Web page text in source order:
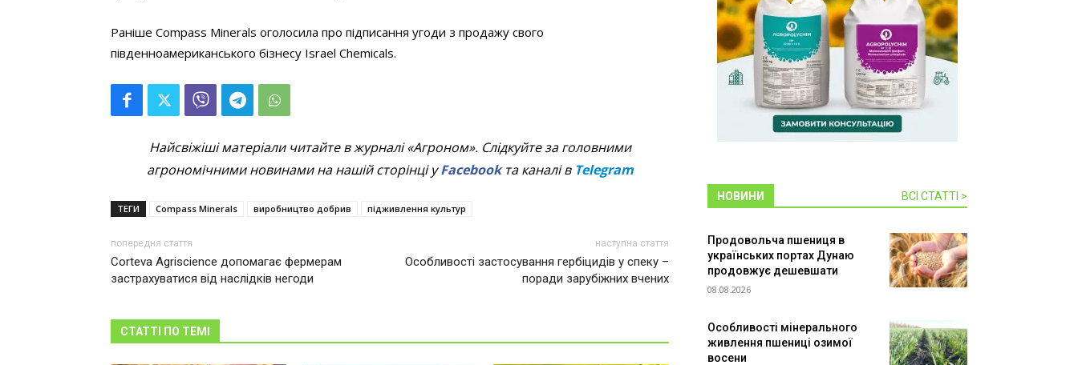
Раніше Compass Minerals оголосила про підписання угоди з продажу свого
південноамериканського бізнесу Israel Chemicals.
Найсвіжіші матеріали читайте в журналі «Агроном». Слідкуйте за головними
агрономічними новинами на нашій сторінці уFacebookта каналі в Telegram
ТЕГИ Compass Minerals виробництво добрив підживлення культур
попередня стаття
Corteva Agriscience допомагає фермерам
застрахуватися від наслідків негоди
наступна стаття
Особливості застосування гербіцидів у спеку –
поради зарубіжних вчених
СТАТТІ ПО ТЕМІ
НОВИНИ ВСІ СТАТТІ >
Продовольча пшениця в
українських портах Дунаю
продовжує дешевшати
08.08.2026
Особливості мінерального
живлення пшениці озимої
восени